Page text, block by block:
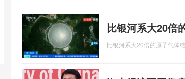
比银河系大20倍
比银河系大20倍的原子气体